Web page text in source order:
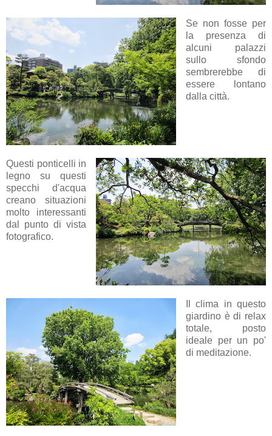
Se non fosse per
la presenza di
alcuni palazzi
sullo sfondo
sembrerebbe di
essere lontano
dalla città.
Questi ponticelli in
legno su questi
specchi d'acqua
creano situazioni
molto interessanti
dal punto di vista
fotografico.
Il clima in questo
giardino è di relax
totale, posto
ideale per un po'
di meditazione.